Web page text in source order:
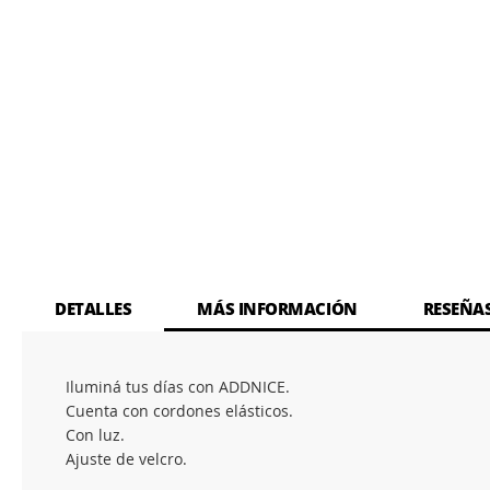
DETALLES
Iluminá tus días con ADDNICE.
Cuenta con cordones elásticos.
Con luz.
Ajuste de velcro.
MÁS INFORMACIÓN